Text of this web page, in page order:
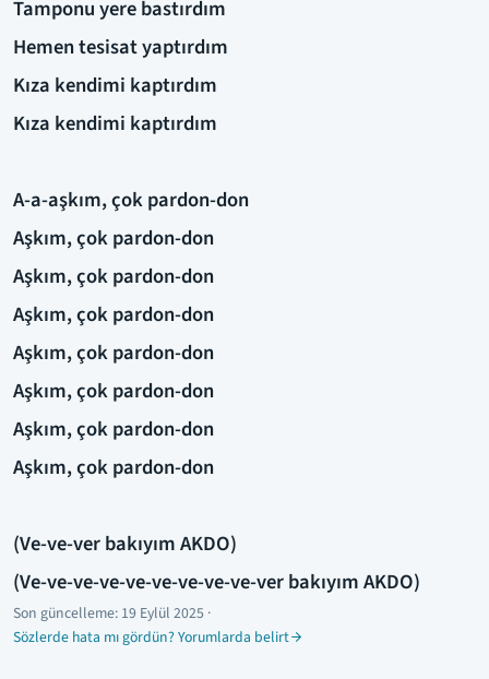
Tamponu yere bastırdım
Hemen tesisat yaptırdım
Kıza kendimi kaptırdım
Kıza kendimi kaptırdım
A-a-aşkım, çok pardon-don
Aşkım, çok pardon-don
Aşkım, çok pardon-don
Aşkım, çok pardon-don
Aşkım, çok pardon-don
Aşkım, çok pardon-don
Aşkım, çok pardon-don
Aşkım, çok pardon-don
(Ve-ve-ver bakıyım AKDO)
(Ve-ve-ve-ve-ve-ve-ve-ve-ve-ver bakıyım AKDO)
Son güncelleme: 19 Eylül 2025 ·
Sözlerde hata mı gördün? Yorumlarda belirt